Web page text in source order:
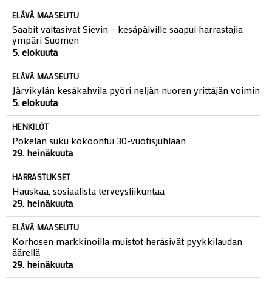
ELÄVÄ MAASEUTU
Saabit valtasivat Sievin – kesäpäiville saapui harrastajia
ympäri Suomen
5. elokuuta
ELÄVÄ MAASEUTU
Järvikylän kesäkahvila pyöri neljän nuoren yrittäjän voimin
5. elokuuta
HENKILÖT
Pokelan suku kokoontui 30-vuotisjuhlaan
29. heinäkuuta
HARRASTUKSET
Hauskaa, sosiaalista terveysliikuntaa
29. heinäkuuta
ELÄVÄ MAASEUTU
Korhosen markkinoilla muistot heräsivät pyykkilaudan
äärellä
29. heinäkuuta